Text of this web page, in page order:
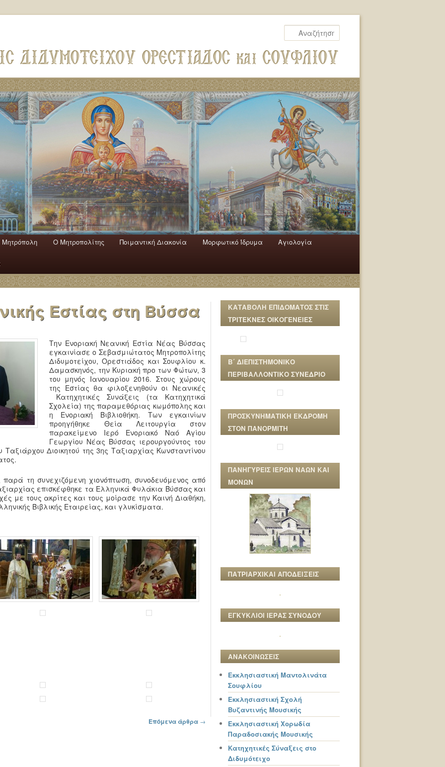
Mητρόπολη Ο Mητροπολίτης Ποιμαντική Διακονία Μορφωτικό Ίδρυμα Αγιολογία
Εστίας στη Βύσσα
Την Ενοριακή Νεανική Εστία Νέας Βύσσας
εγκαινίασε ο Σεβασμιώτατος Μητροπολίτης
Διδυμοτείχου, Ορεστιάδος και Σουφλίου κ.
Δαμασκηνός, την Κυριακή προ των Φώτων, 3
του μηνός Ιανουαρίου 2016. Στους χώρους
της Εστίας θα φιλοξενηθούν οι Νεανικές
Κατηχητικές Συνάξεις (τα Κατηχητικά
Σχολεία) της παραμεθόριας κωμόπολης και
η Ενοριακή Βιβλιοθήκη. Των εγκαινίων
προηγήθηκε Θεία Λειτουργία στον
παρακείμενο Ιερό Ενοριακό Ναό Αγίου
Γεωργίου Νέας Βύσσας ιερουργούντος του
Ταξιάρχου Διοικητού της 3ης Ταξιαρχίας Κωνσταντίνου
τη συνεχιζόμενη χιονόπτωση, συνοδευόμενος από
επισκέφθηκε τα Ελληνικά Φυλάκια Βύσσας και
με τους ακρίτες και τους μοίρασε την Καινή Διαθήκη,
Βιβλικής Εταιρείας, και γλυκίσματα.
Επόμενα άρθρα →
ΚΑΤΑΒΟΛΗ ΕΠΙΔΟΜΑΤΟΣ ΣΤΙΣ
ΤΡΙΤΕΚΝΕΣ ΟΙΚΟΓΕΝΕΙΕΣ
Β΄ ΔΙΕΠΙΣΤΗΜΟΝΙΚΟ
ΠΕΡΙΒΑΛΛΟΝΤΙΚΟ ΣΥΝΕΔΡΙΟ
ΠΡΟΣΚΥΝΗΜΑΤΙΚΗ ΕΚΔΡΟΜΗ
ΣΤΟΝ ΠΑΝΟΡΜΙΤΗ
ΠΑΝΗΓΥΡΕΙΣ ΙΕΡΩΝ ΝΑΩΝ ΚΑΙ
ΜΟΝΩΝ
ΠΑΤΡΙΑΡΧΙΚΑΙ ΑΠΟΔΕΙΞΕΙΣ
ΕΓΚΥΚΛΙΟΙ ΙΕΡΑΣ ΣΥΝΟΔΟΥ
ΑΝΑΚΟΙΝΩΣΕΙΣ
Εκκλησιαστική Μαντολινάτα
Σουφλίου
Εκκλησιαστική Σχολή
Βυζαντινής Μουσικής
Εκκλησιαστική Χορωδία
Παραδοσιακής Μουσικής
Κατηχητικές Σύναξεις στο
Διδυμότειχο